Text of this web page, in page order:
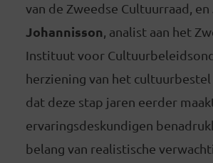
van de Zweedse Cultuurraad, en
Johannisson , analist aan het
Instituut voor
herziening van het cultuurbestel
dat deze stap jaren eerder
ervaringsdeskundigen
belang van realistische